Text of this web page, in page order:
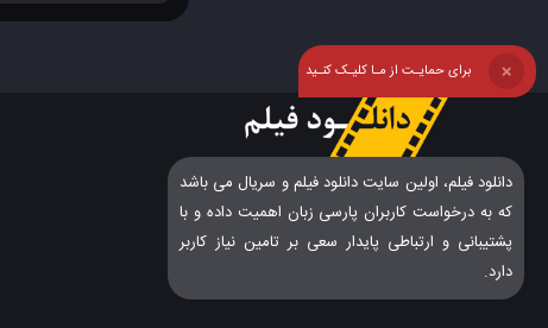
دانلود فیلم، اولین سایت دانلود فیلم و سریال می باشد
که به درخواست کاربران پارسی زبان اهمیت داده و با
پشتیبانی و ارتباطی پایدار سعی بر تامین نیاز کاربر
دارد.
برای حمایـت از مـا کلیـک کنـید ❌